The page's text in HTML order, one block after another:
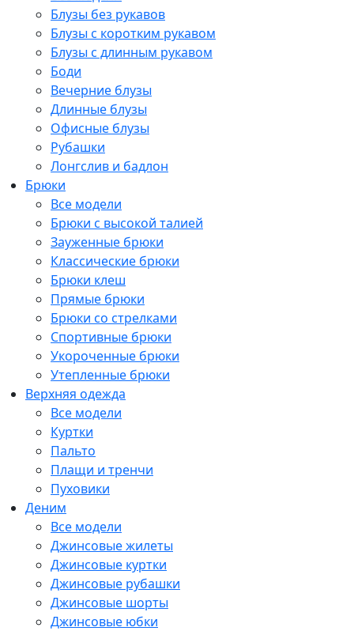
Блузы без рукавов
Блузы с коротким рукавом
Блузы с длинным рукавом
Боди
Вечерние блузы
Длинные блузы
Офисные блузы
Рубашки
Лонгслив и бадлон
Брюки
Все модели
Брюки с высокой талией
Зауженные брюки
Классические брюки
Брюки клеш
Прямые брюки
Брюки со стрелками
Спортивные брюки
Укороченные брюки
Утепленные брюки
Верхняя одежда
Все модели
Куртки
Пальто
Плащи и тренчи
Пуховики
Деним
Все модели
Джинсовые жилеты
Джинсовые куртки
Джинсовые рубашки
Джинсовые шорты
Джинсовые юбки